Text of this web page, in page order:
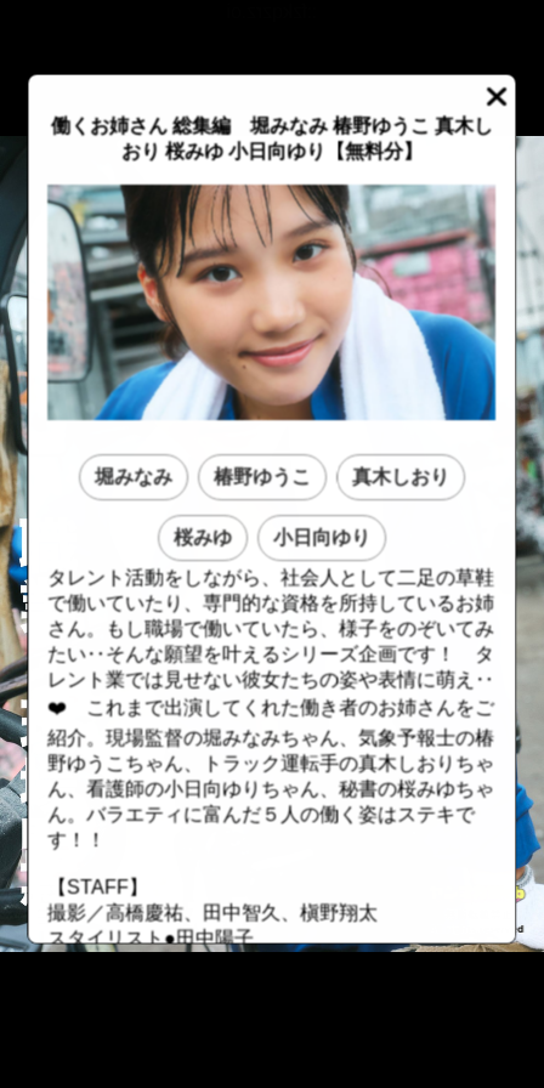
働くお姉さん 総集編 堀みなみ 椿野ゆうこ 真木し
おり 桜みゆ 小日向ゆり【無料分】
堀みなみ 椿野ゆうこ 真木しおり
桜みゆ
小日向ゆり
タレント活動をしながら、社会人として二足の草鞋
で働いていたり、専門的な資格を所持しているお姉
さん。もし職場で働いていたら、様子をのぞいてみ
たい‥そんな願望を叶えるシリーズ企画です！ タ
レント業では見せない彼女たちの姿や表情に萌え‥
❤️ これまで出演してくれた働き者のお姉さんをご
紹介。現場監督の堀みなみちゃん、気象予報士の椿
野ゆうこちゃん、トラック運転手の真木しおりちゃ
ん、看護師の小日向ゆりちゃん、秘書の桜みゆちゃ
ん。バラエティに富んだ５人の働く姿はステキで
す！！
【STAFF】
撮影／高橋慶祐、田中智久、槇野翔太
スタイリスト●田中陽子
::fzkqzrz.oi ::fzkqzrz.oi